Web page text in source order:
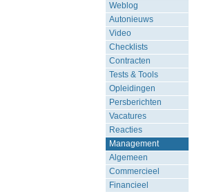
Weblog
Autonieuws
Video
Checklists
Contracten
Tests & Tools
Opleidingen
Persberichten
Vacatures
Reacties
Management
Algemeen
Commercieel
Financieel